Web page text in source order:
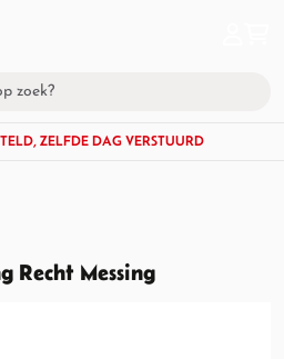
ZELFDE DAG VERSTUURD
Recht Messing